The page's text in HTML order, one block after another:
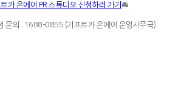
카 온에어 PR 스튜디오 신청하러 가기 🚘
문의 : 1688-0855 (기프트카 온에어 운영사무국)